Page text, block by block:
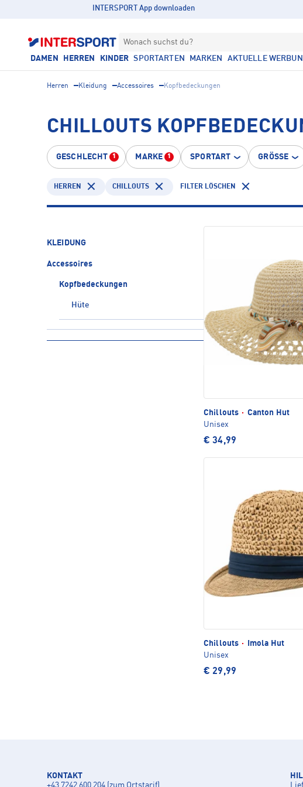
INTERSPORT App downloaden
Wonach suchst du?
DAMEN HERREN KINDER SPORTARTEN MARKEN AKTUELLE
Herren Kleidung Accessoires Kopfbedeckungen
CHILLOUTS
GESCHLECHT 1 MARKE 1 SPORTART GRÖSSE
HERREN CHILLOUTS FILTER LÖSCHEN
KLEIDUNG
Accessoires
Kopfbedeckungen
Hüte
Chillouts · Canton Hut
Unisex
€ 34,99
Chillouts ·
Imola Hut
Unisex
€ 29,99
KONTAKT